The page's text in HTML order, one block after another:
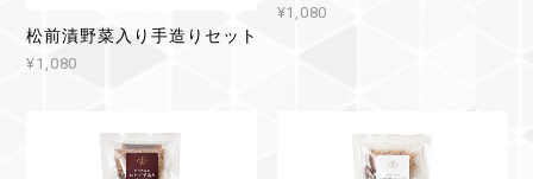
松前漬野菜入り手造りセット
¥1,080
¥1,080